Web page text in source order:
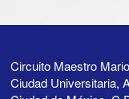
Circuito Maestro
Ciudad Universitaria,